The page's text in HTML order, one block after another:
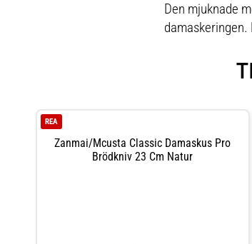
Den mjuknade
Zanmai/Mcusta Classic Damaskus Pro
Brödkniv 23 Cm Natur
REA